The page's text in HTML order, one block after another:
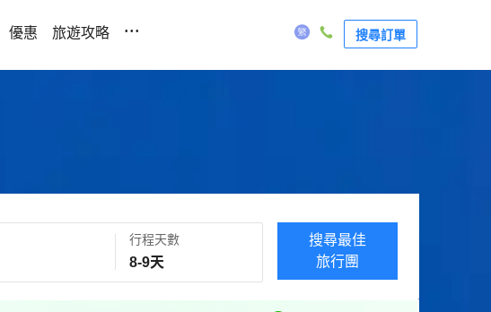
優惠 旅遊攻略 ... 搜尋訂單
行程天數
搜尋最佳
旅行團